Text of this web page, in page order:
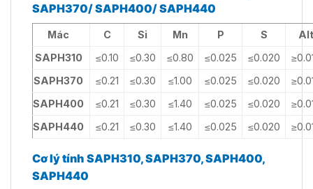
SAPH370/ SAPH400/ SAPH440
Mác C Si Mn P S
SAPH310
≤0.10 ≤0.30 ≤0.80 ≤0.025 ≤0.020
SAPH370
≤0.21 ≤0.30 ≤1.00 ≤0.025 ≤0.020
SAPH400
≤0.21 ≤0.30 ≤1.40 ≤0.025 ≤0.020
SAPH440
≤0.21 ≤0.30 ≤1.40 ≤0.025 ≤0.020
Cơ lý tính SAPH310, SAPH370, SAPH400,
SAPH440